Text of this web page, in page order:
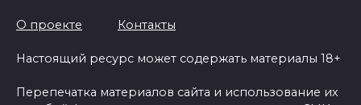
О проекте Контакты
Настоящий ресурс может содержать материалы 18+
Перепечатка материалов сайта и использование их